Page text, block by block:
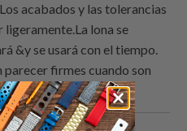
acabados y las tolerancias
ligeramente.La lona se
&y se usará con el tiempo.
parecer firmes cuando son